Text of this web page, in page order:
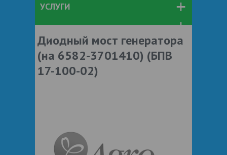
УСЛУГИ
Диодный мост генератора
(на 6582-3701410) (БПВ
17-100-02)